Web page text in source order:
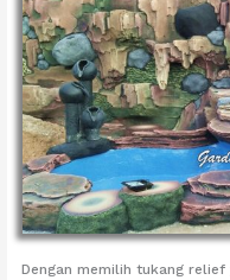
Dengan memilih tukang